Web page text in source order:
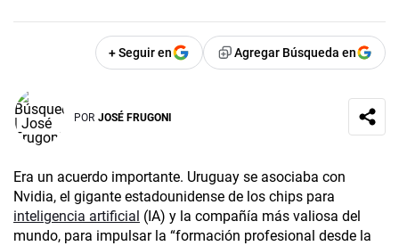
+ Seguir en Agregar Búsqueda en
POR JOSÉ FRUGONI
Era un acuerdo importante. Uruguay se asociaba con
Nvidia, el gigante estadounidense de los chips para
inteligencia artificial (IA) y la compañía más valiosa del
mundo, para impulsar la “formación profesional desde la